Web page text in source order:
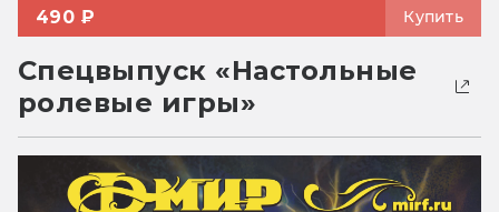
490 ₽ Купить
Спецвыпуск «Настольные
ролевые игры»